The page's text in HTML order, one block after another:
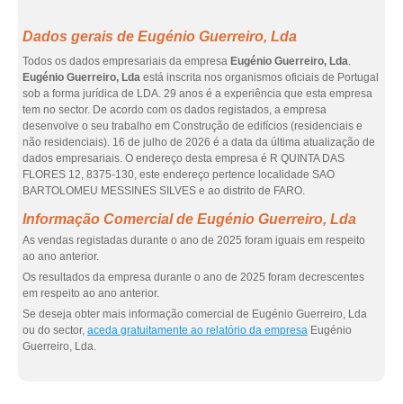
Dados gerais de Eugénio Guerreiro, Lda
Todos os dados empresariais da empresa Eugénio Guerreiro, Lda.
Eugénio Guerreiro, Lda está inscrita nos organismos oficiais de Portugal
sob a forma jurídica de LDA. 29 anos é a experiência que esta empresa
tem no sector. De acordo com os dados registados, a empresa
desenvolve o seu trabalho em Construção de edifícios (residenciais e
não residenciais). 16 de julho de 2026 é a data da última atualização de
dados empresariais. O endereço desta empresa é R QUINTA DAS
FLORES 12, 8375-130, este endereço pertence localidade SAO
BARTOLOMEU MESSINES SILVES e ao distrito de FARO.
Informação Comercial de Eugénio Guerreiro, Lda
As vendas registadas durante o ano de 2025 foram iguais em respeito
ao ano anterior.
Os resultados da empresa durante o ano de 2025 foram decrescentes
em respeito ao ano anterior.
Se deseja obter mais informação comercial de Eugénio Guerreiro, Lda
ou do sector, aceda gratuitamente ao relatório da empresa Eugénio
Guerreiro, Lda.